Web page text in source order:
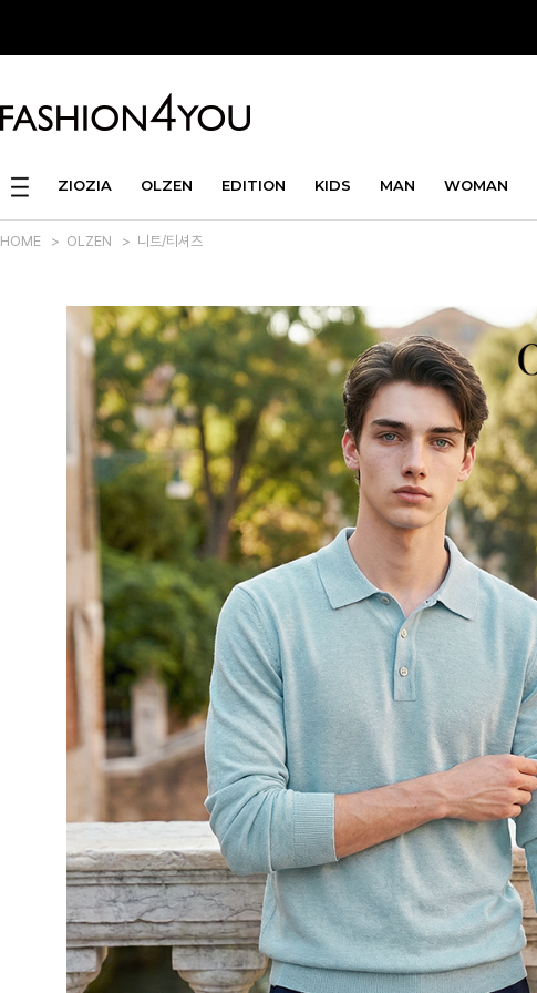
ZIOZIA OLZEN EDITION KIDS MAN WOMAN
HOME > OLZEN > 니트/티셔츠